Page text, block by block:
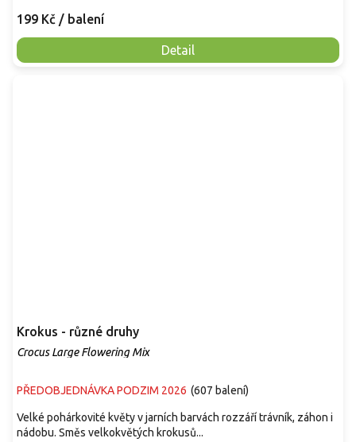
199 Kč / balení
Detail
Krokus - různé druhy
Crocus Large Flowering Mix
PŘEDOBJEDNÁVKA PODZIM 2026 (607 balení)
Velké pohárkovité květy v jarních barvách rozzáří trávník, záhon i
nádobu. Směs velkokvětých krokusů...